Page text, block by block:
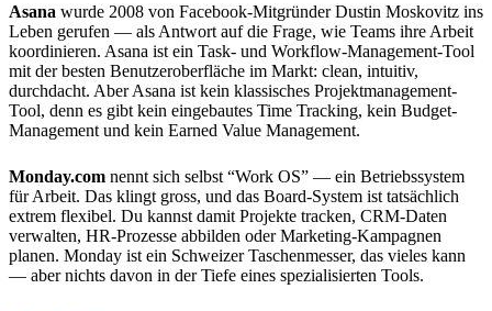
Asana wurde 2008 von Facebook-Mitgründer Dustin Moskovitz ins
Leben gerufen — als Antwort auf die Frage, wie Teams ihre Arbeit
koordinieren. Asana ist ein Task- und Workflow-Management-Tool
mit der besten Benutzeroberfläche im Markt: clean, intuitiv,
durchdacht. Aber Asana ist kein klassisches Projektmanagement-
Tool, denn es gibt kein eingebautes Time Tracking, kein Budget-
Management und kein Earned Value Management.
Monday.com nennt sich selbst “Work OS” — ein Betriebssystem
für Arbeit. Das klingt gross, und das Board-System ist tatsächlich
extrem flexibel. Du kannst damit Projekte tracken, CRM-Daten
verwalten, HR-Prozesse abbilden oder Marketing-Kampagnen
planen. Monday ist ein Schweizer Taschenmesser, das vieles kann
— aber nichts davon in der Tiefe eines spezialisierten Tools.